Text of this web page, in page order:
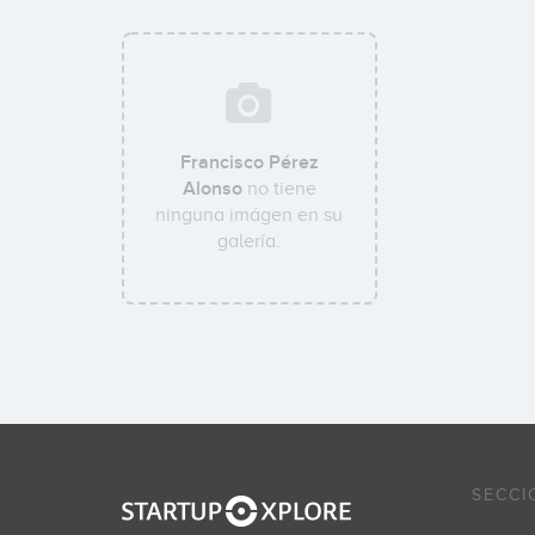
Francisco Pérez
Alonsono tiene
ninguna imágen en su
galería.